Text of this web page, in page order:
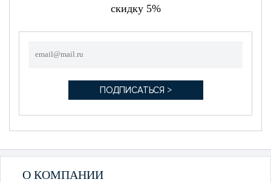
скидку 5%
О КОМПАНИИ